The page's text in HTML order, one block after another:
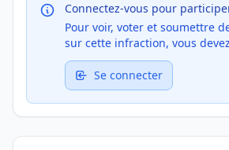
Connectez-vous pour
Pour voir, voter et soumettre
sur cette infraction, vous
Se connecter